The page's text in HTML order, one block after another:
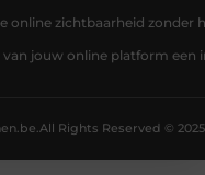
online zichtbaarheid zonder
van jouw online platform
All Rights Reserved © 2025